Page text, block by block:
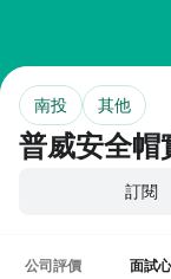
普威安全帽
南投 其他
訂閱
公司評價 面試